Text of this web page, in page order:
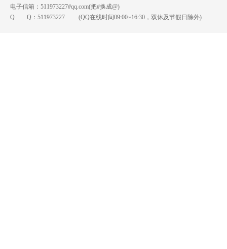
电子信箱：511973227#qq.com(把#换成@)
Q Q： 511973227 (QQ在线时间09:00~16:30，双休及节假日除外)